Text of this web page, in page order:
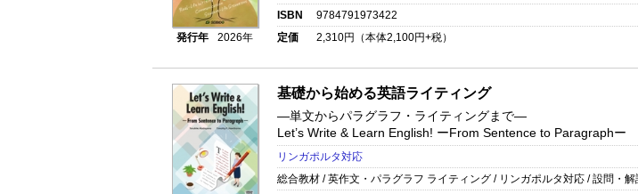
発行年 2026年
ISBN
9784791973422
定価
2,310円（本体2,100円+税）
基礎から始める英語ライティング
―単文からパラグラフ・ライティングまで―
Let’s Write & Learn English! ーFrom Sentence to Paragraphー
リンガポルタ対応
総合教材 / 英作文・パラグラフ ライティング / リンガポルタ対応 / 設問・